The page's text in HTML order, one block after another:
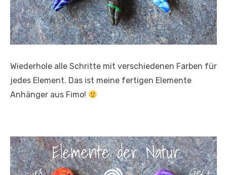
Wiederhole alle Schritte mit verschiedenen Farben für
jedes Element. Das ist meine fertigen Elemente
Anhänger aus Fimo!